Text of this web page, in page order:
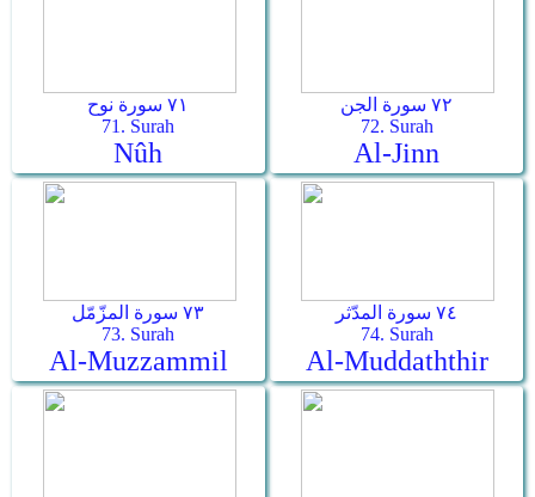
٧١ سورة نوح
71. Surah
Nûh
٧٢ سورة الجن
72. Surah
Al-Jinn
٧٣ سورة المزّمّل
73. Surah
Al-Muzzammil
٧٤ سورة المدّثر
74. Surah
Al-Muddaththir